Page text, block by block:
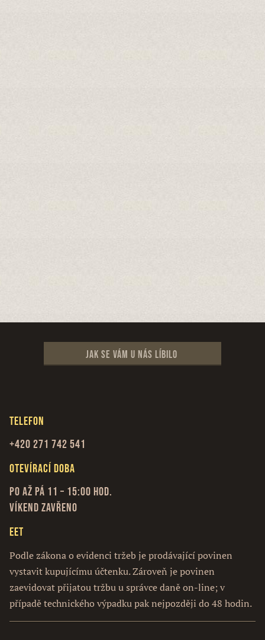
Jak se vám u nás líbilo
Telefon
+420 271 742 541
Otevírací doba
Po až Pá 11 – 15:00 hod.
Víkend zavřeno
EET
Podle zákona o evidenci tržeb je prodávající povinen
vystavit kupujícímu účtenku. Zároveň je povinen
zaevidovat přijatou tržbu u správce daně on-line; v
případě technického výpadku pak nejpozději do 48 hodin.